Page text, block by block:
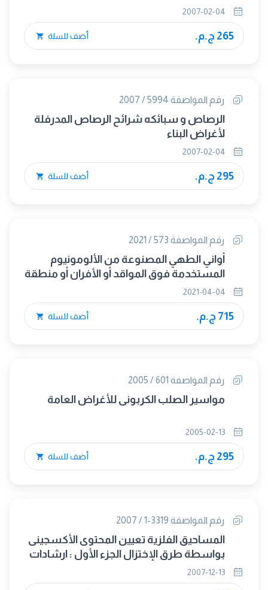
265 ج.م. أضف للسلة
رقم المواصفة 5994 / 2007
الرصاص و سبائكه شرائح الرصاص المدرفلة
لأغراض البناء
295 ج.م. أضف للسلة
رقم المواصفة 573 / 2021
أواني الطهي المصنوعة من الألومونيوم
المستخدمة فوق المواقد أو الأفران أو منطقة
تدفئة الطعام
715 ج.م. أضف للسلة
رقم المواصفة 601 / 2005
مواسير الصلب الكربونى للأغراض العامة
295 ج.م. أضف للسلة
رقم المواصفة 3319-1 / 2007
المساحيق الفلزية تعيين المحتوى الأكسجينى
بواسطة طرق الإختزال الجزء الأول : ارشادات
عامة